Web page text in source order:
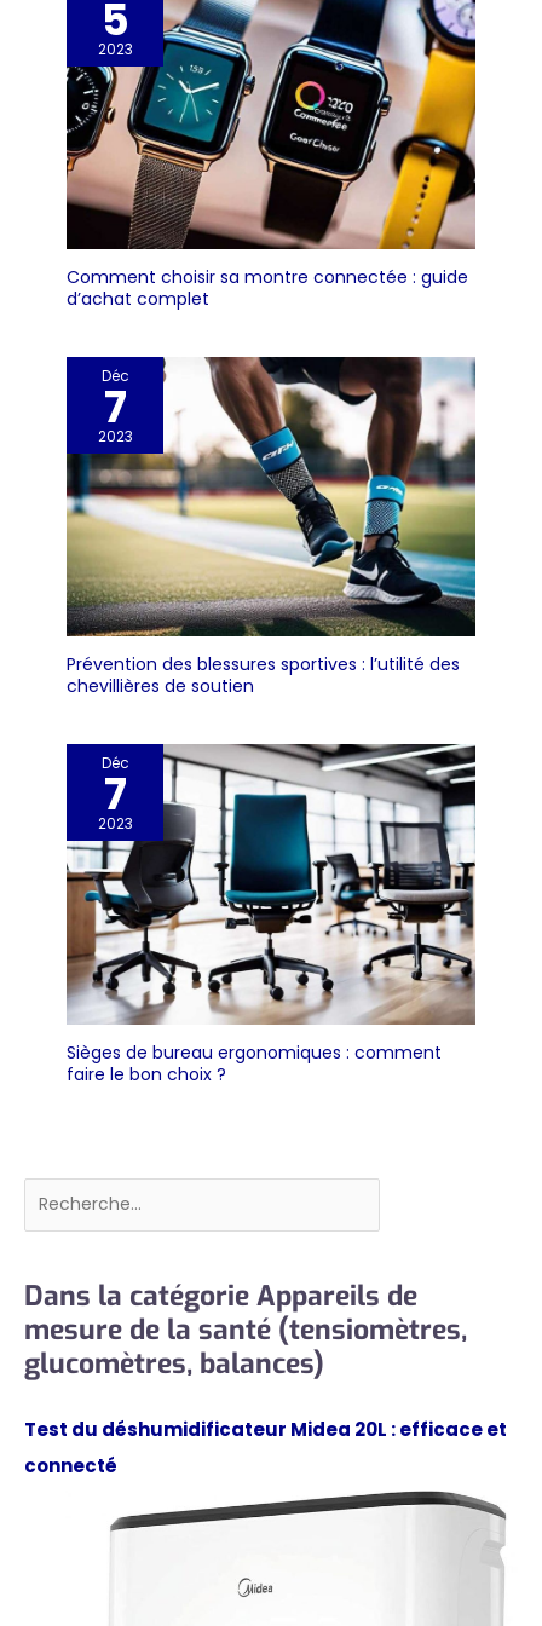
5
2023
Comment choisir sa montre connectée : guide
d’achat complet
Déc
7
2023
Prévention des blessures sportives : l’utilité des
chevillières de soutien
Déc
7
2023
Sièges de bureau ergonomiques : comment
faire le bon choix ?
Rechercher
Dans la catégorie Appareils de
mesure de la santé (tensiomètres,
glucomètres, balances)
Test du déshumidificateur Midea 20L : efficace et
connecté